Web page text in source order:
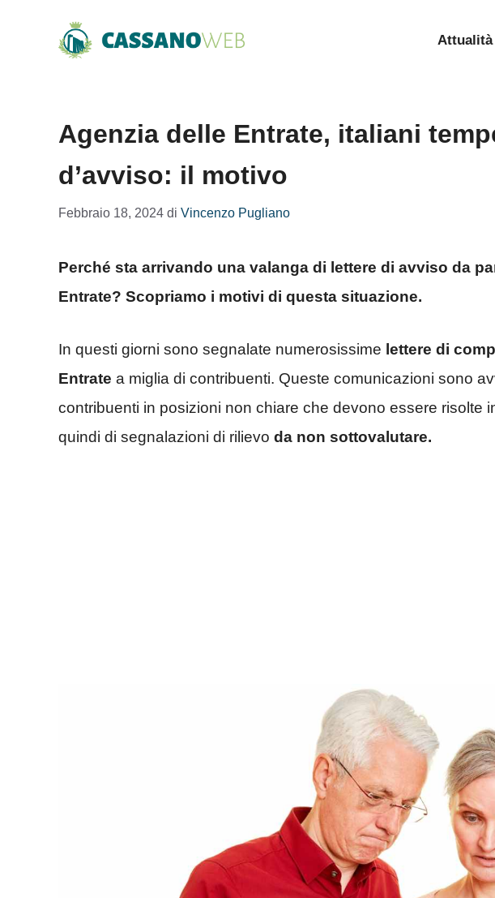
Attualità
Agenzia delle Entrate, italiani
d’avviso: il motivo
Febbraio 18, 2024 di Vincenzo Pugliano
Perché sta arrivando una valanga di lettere di avviso da
Entrate? Scopriamo i motivi di questa situazione.
In questi giorni sono segnalate numerosissime lettere di
Entrate a miglia di contribuenti. Queste comunicazioni sono
contribuenti in posizioni non chiare che devono essere risolte
quindi di segnalazioni di rilievo da non sottovalutare.